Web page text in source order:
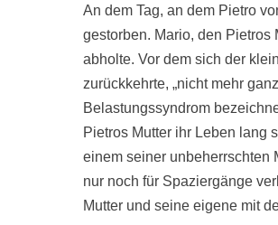
An dem Tag, an dem Pietro
gestorben. Mario, den Pietros
abholte. Vor dem sich der
zurückkehrte, „nicht mehr
Belastungssyndrom
Pietros Mutter ihr Leben lang
einem seiner unbeherrschten
nur noch für Spaziergänge
Mutter und seine eigene mit